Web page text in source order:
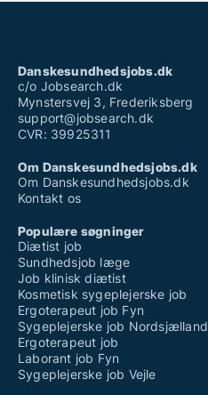
Danskesundhedsjobs.dk
c/o Jobsearch.dk
Mynstersvej 3, Frederiksberg
support@jobsearch.dk
CVR: 39925311
Om Danskesundhedsjobs.dk
Om Danskesundhedsjobs.dk
Kontakt os
Populære søgninger
Diætist job
Sundhedsjob læge
Job klinisk diætist
Kosmetisk sygeplejerske job
Ergoterapeut job Fyn
Sygeplejerske job Nordsjælland
Ergoterapeut job
Laborant job Fyn
Sygeplejerske job Vejle